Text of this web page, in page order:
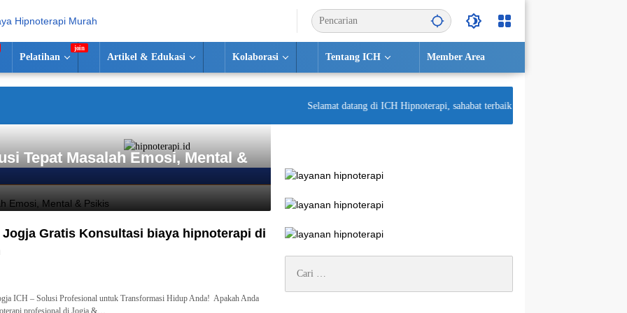
Pelatihan Artikel & Edukasi Kolaborasi Tentang ICH Member Area
Selamat datang di ICH Hipnoterapi, sahabat terbaik untuk kesehatan mental Anda!
Tepat Masalah Emosi, Mental &
Gratis Konsultasi biaya hipnoterapi di
ICH – Solusi Profesional untuk Transformasi Hidup Anda! Apakah Anda
untuk: